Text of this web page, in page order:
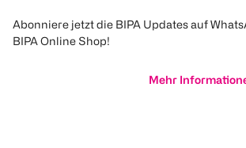
Abonniere jetzt die BIPA Updates auf
BIPA Online Shop!
Mehr